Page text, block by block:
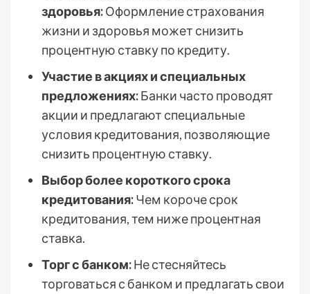
здоровья:Оформление страхования
жизни и здоровья может снизить
процентную ставку по кредиту.
Участие в акциях и специальных
предложениях:Банки часто проводят
акции и предлагают специальные
условия кредитования, позволяющие
снизить процентную ставку.
Выбор более короткого срока
кредитования:Чем короче срок
кредитования, тем ниже процентная
ставка.
Торг с банком:Не стесняйтесь
торговаться с банком и предлагать свои